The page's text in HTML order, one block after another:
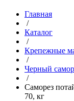
Главная
/
Каталог
/
Крепежные
/
Черный
/
Саморез
70, кг